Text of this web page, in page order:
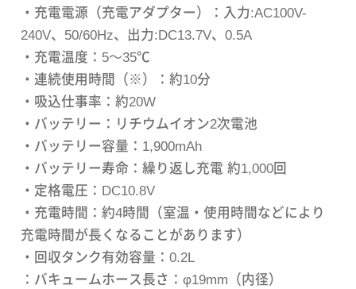
・充電電源（充電アダプター）：入力:AC100V-
240V、50/60Hz、出力:DC13.7V、0.5A
・充電温度：5～35℃
・連続使用時間（※）：約10分
・吸込仕事率：約20W
・バッテリー：リチウムイオン2次電池
・バッテリー容量：1,900mAh
・バッテリー寿命：繰り返し充電 約1,000回
・定格電圧：DC10.8V
・充電時間：約4時間（室温・使用時間などにより
充電時間が長くなることがあります）
・回収タンク有効容量：0.2L
：バキュームホース長さ：φ19mm（内径）